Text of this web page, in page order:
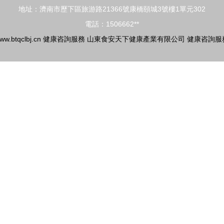
地址：濟南市歷下區旅游路21366號康橋頤城3號樓1單元302
電話：1506662**
健康咨詢服務 山東食安天下健康產業有限公司 健康咨詢服